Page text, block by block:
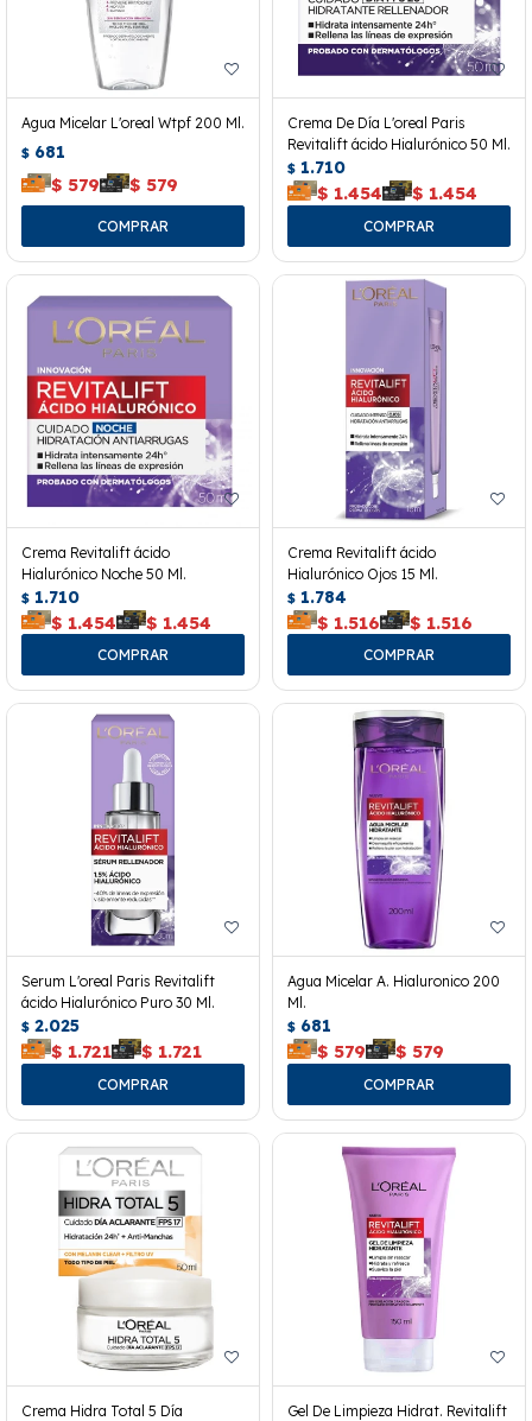
Agua Micelar L'oreal Wtpf 200 Ml.
$ 681
$ 579 $ 579
Crema De Día L'oreal Paris
Revitalift ácido Hialurónico 50 Ml.
$ 1.710
$ 1.454 $ 1.454
Crema Revitalift ácido
Hialurónico Noche 50 Ml.
$ 1.710
$ 1.454 $ 1.454
Crema Revitalift ácido
Hialurónico Ojos 15 Ml.
$ 1.784
$ 1.516 $ 1.516
Serum L'oreal Paris Revitalift
ácido Hialurónico Puro 30 Ml.
$ 2.025
$ 1.721 $ 1.721
Agua Micelar A. Hialuronico 200
Ml.
$ 681
$ 579 $ 579
Crema Hidra Total 5 Día
Gel De Limpieza Hidrat. Revitalift